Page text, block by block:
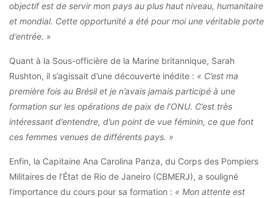
objectif est de servir mon pays au plus haut niveau, humanitaire
et mondial. Cette opportunité a été pour moi une véritable porte
d’entrée. »
Quant à la Sous-officière de la Marine britannique, Sarah
Rushton, il s’agissait d’une découverte inédite : « C’est ma
première fois au Brésil et je n’avais jamais participé à une
formation sur les opérations de paix de l’ONU. C’est très
intéressant d’entendre, d’un point de vue féminin, ce que font
ces femmes venues de différents pays. »
Enfin, la Capitaine Ana Carolina Panza, du Corps des Pompiers
Militaires de l’État de Rio de Janeiro (CBMERJ), a souligné
l’importance du cours pour sa formation : « Mon attente est